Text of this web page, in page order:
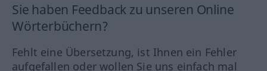
Sie haben Feedback zu unseren Online
Wörterbüchern?
Fehlt eine Übersetzung, ist Ihnen ein Fehler
aufgefallen oder wollen Sie uns einfach mal